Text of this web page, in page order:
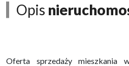
Opis
Oferta sprzedaży mieszkania